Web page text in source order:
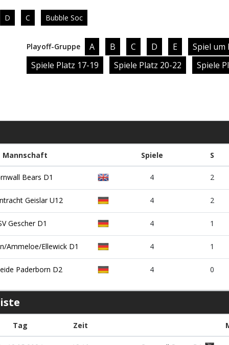
D C Bubble Soc
Playoff-Gruppe A B C D E Spiel um
Spiele Platz 17-19
Spiele Platz 20-22 Spiele
Mannschaft Spiele S
Bears D1 4 2
Geislar U12 4 2
Gescher D1 4 1
Ammeloe/Ellewick D1 4 1
Paderborn D2 4 0
Tag Zeit